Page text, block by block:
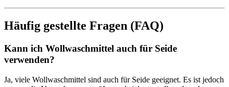
Häufig gestellte Fragen (FAQ)
Kann ich Wollwaschmittel auch für Seide
verwenden?
Ja, viele Wollwaschmittel sind auch für Seide geeignet. Es ist jedoch